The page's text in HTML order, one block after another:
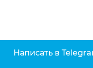
Написать в